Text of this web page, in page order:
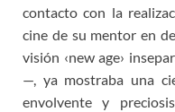
contacto con la
cine de su mentor en
visión ‹new age›
—, ya mostraba una
envolvente y